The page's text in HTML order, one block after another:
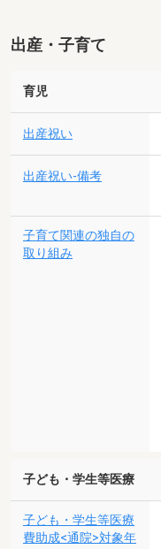
出産・子育て
育児
出産祝い
出産祝い-備考
子育て関連の独自の
取り組み
子ども・学生等医療
子ども・学生等医療
費助成<通院>対象年